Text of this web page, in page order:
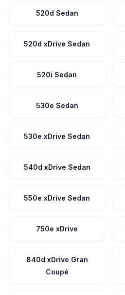
520d Sedan
520d xDrive Sedan
520i Sedan
530e Sedan
530e xDrive Sedan
540d xDrive Sedan
550e xDrive Sedan
750e xDrive
840d xDrive Gran
Coupé